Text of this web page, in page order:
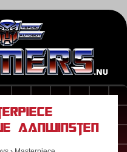
aanwinsten